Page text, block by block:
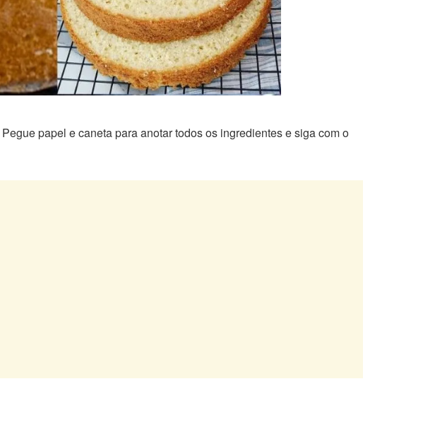
Pegue papel e caneta para anotar todos os ingredientes e siga com o